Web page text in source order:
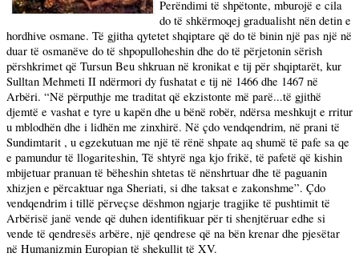
Perëndimi të shpëtonte, mburojë e cila
do të shkërmoqej gradualisht nën detin e
hordhive osmane. Të gjitha qytetet shqiptare që do të binin një pas një në
duar të osmanëve do të shpopulloheshin dhe do të përjetonin sërish
përshkrimet që Tursun Beu shkruan në kronikat e tij për shqiptarët, kur
Sulltan Mehmeti II ndërmori dy fushatat e tij në 1466 dhe 1467 në
Arbëri. “Në përputhje me traditat që ekzistonte më parë...të gjithë
djemtë e vashat e tyre u kapën dhe u bënë robër, ndërsa meshkujt e rritur
u mblodhën dhe i lidhën me zinxhirë. Në çdo vendqendrim, në prani të
Sundimtarit , u egzekutuan me një të rënë shpate aq shumë të pafe sa qe
e pamundur të llogariteshin, Të shtyrë nga kjo frikë, të pafetë që kishin
mbijetuar pranuan të bëheshin shtetas të nënshrtuar dhe të paguanin
xhizjen e përcaktuar nga Sheriati, si dhe taksat e zakonshme”. Çdo
vendqendrim i tillë përveçse dëshmon ngjarje tragjike të pushtimit të
Arbërisë janë vende që duhen identifikuar për ti shenjtëruar edhe si
vende të qendresës arbëre, një qendrese që na bën krenar dhe pjesëtar
në Humanizmin Europian të shekullit të XV.